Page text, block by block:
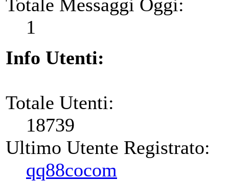
Totale Messaggi Oggi:
1
Info Utenti:
Totale Utenti:
18739
Ultimo Utente Registrato:
qq88cocom